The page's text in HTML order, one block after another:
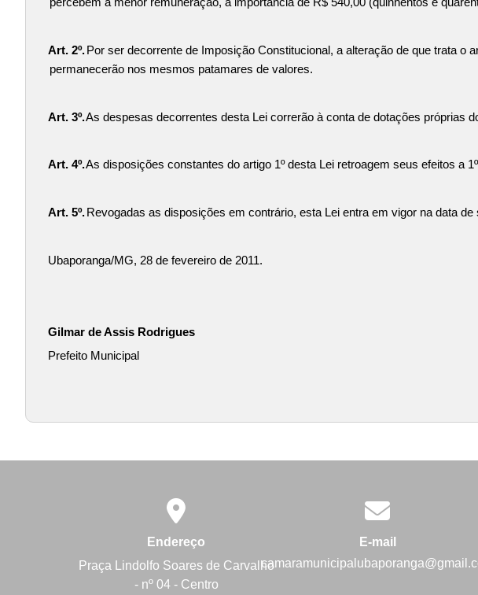
percebem a menor remuneração, a importância de R$ 540,00 (quinhentos e
Art. 2º. Por ser decorrente de Imposição Constitucional, a alteração de que trata
permanecerão nos mesmos patamares de valores.
Art. 3º.As despesas decorrentes desta Lei correrão à conta de dotações próprias
Art. 4º.As disposições constantes do artigo 1º desta Lei retroagem seus efeitos a
Art. 5º.Revogadas as disposições em contrário, esta Lei entra em vigor na data
Ubaporanga/MG, 28 de fevereiro de 2011.
Gilmar de Assis Rodrigues
Prefeito Municipal
Endereço
Praça Lindolfo Soares de Carvalho
- nº 04 - Centro
E-mail